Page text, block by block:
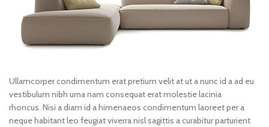
Ullamcorper condimentum erat pretium velit at ut a nunc id a ad eu
vestibulum nibh urna nam consequat erat molestie lacinia
rhoncus. Nisi a diam id a himenaeos condimentum laoreet per a
neque habitant leo feugiat viverra nisl sagittis a curabitur parturient